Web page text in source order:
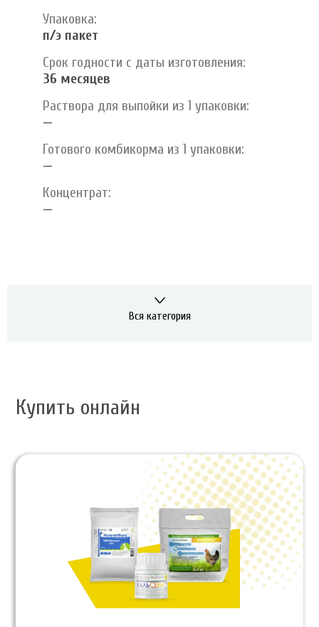
Упаковка:
п/э пакет
Срок годности с даты изготовления:
36 месяцев
Раствора для выпойки из 1 упаковки:
—
Готового комбикорма из 1 упаковки:
—
Концентрат:
—
Вся категория
Купить онлайн